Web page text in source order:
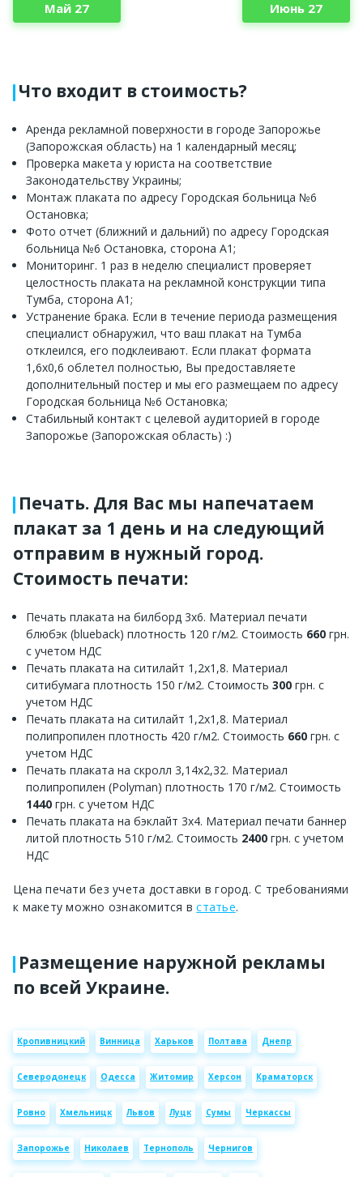
Май 27 Июнь 27
Что входит в стоимость?
Аренда рекламной поверхности в городе Запорожье
(Запорожская область) на 1 календарный месяц;
Проверка макета у юриста на соответствие
Законодательству Украины;
Монтаж плаката по адресу Городская больница №6
Остановка;
Фото отчет (ближний и дальний) по адресу Городская
больница №6 Остановка, сторона A1;
Мониторинг. 1 раз в неделю специалист проверяет
целостность плаката на рекламной конструкции типа
Тумба, сторона A1;
Устранение брака. Если в течение периода размещения
специалист обнаружил, что ваш плакат на Тумба
отклеился, его подклеивают. Если плакат формата
1,6х0,6 облетел полностью, Вы предоставляете
дополнительный постер и мы его размещаем по адресу
Городская больница №6 Остановка;
Стабильный контакт с целевой аудиторией в городе
Запорожье (Запорожская область) :)
Печать. Для Вас мы напечатаем
плакат за 1 день и на следующий
отправим в нужный город.
Стоимость печати:
Печать плаката на билборд 3х6. Материал печати
блюбэк (blueback) плотность 120 г/м2. Стоимость 660 грн.
с учетом НДС
Печать плаката на ситилайт 1,2х1,8. Материал
ситибумага плотность 150 г/м2. Стоимость 300 грн. с
учетом НДС
Печать плаката на ситилайт 1,2х1,8. Материал
полипропилен плотность 420 г/м2. Стоимость 660 грн. с
учетом НДС
Печать плаката на скролл 3,14х2,32. Материал
полипропилен (Polyman) плотность 170 г/м2. Стоимость
1440 грн. с учетом НДС
Печать плаката на бэклайт 3х4. Материал печати баннер
литой плотность 510 г/м2. Стоимость 2400 грн. с учетом
НДС
Цена печати без учета доставки в город. С требованиями
к макету можно ознакомится встатье.
Размещение наружной рекламы
по всей Украине.
Кропивницкий Винница Харьков Полтава Днепр
Северодонецк Одесса Житомир Херсон Краматорск
Ровно Хмельницк Львов Луцк Сумы Черкассы
Запорожье Николаев Тернополь Чернигов